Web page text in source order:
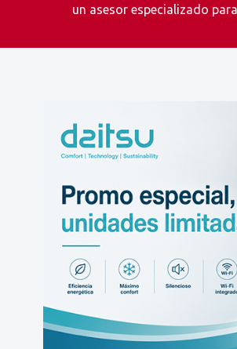
un asesor especializado